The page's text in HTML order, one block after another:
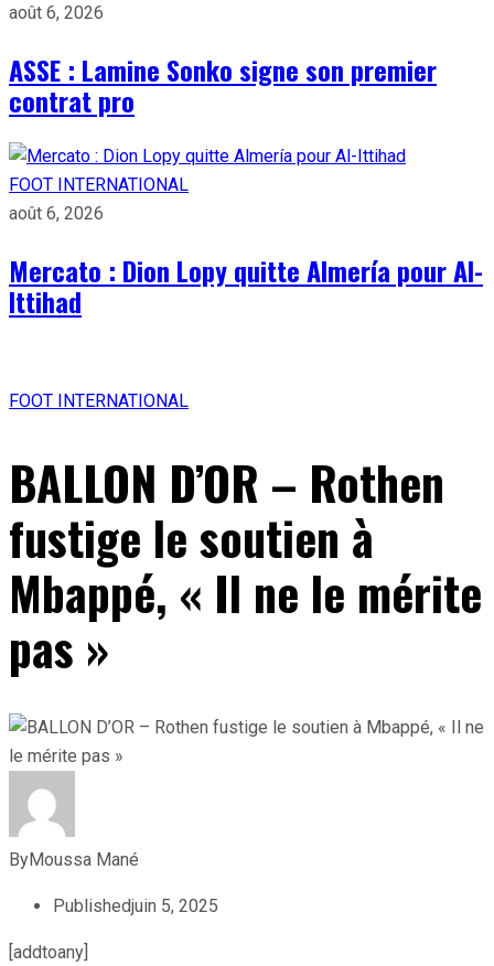
août 6, 2026
ASSE : Lamine Sonko signe son premier
contrat pro
FOOT INTERNATIONAL
août 6, 2026
Mercato : Dion Lopy quitte Almería pour Al-
Ittihad
FOOT INTERNATIONAL
BALLON D’OR – Rothen
fustige le soutien à
Mbappé, « Il ne le mérite
pas »
ByMoussa Mané
Publishedjuin 5, 2025
[addtoany]